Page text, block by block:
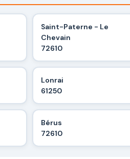
Saint-Paterne - Le
Chevain
72610
Lonrai
61250
Bérus
72610